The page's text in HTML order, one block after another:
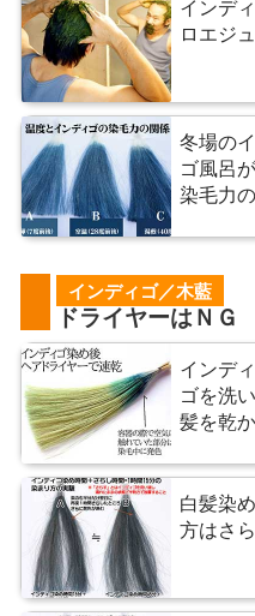
インデ
ロエジ
冬場の
ゴ風呂
染毛力
インディゴ／木藍
ドライヤーはＮＧ
インデ
ゴを洗
髪を乾
白髪染
方はさ